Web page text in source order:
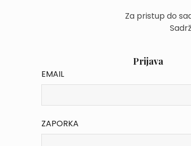
Za pristup do
Prijava
EMAIL
ZAPORKA